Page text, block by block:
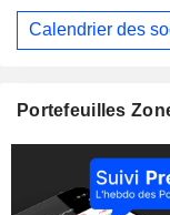
Calendrier des
Portefeuilles